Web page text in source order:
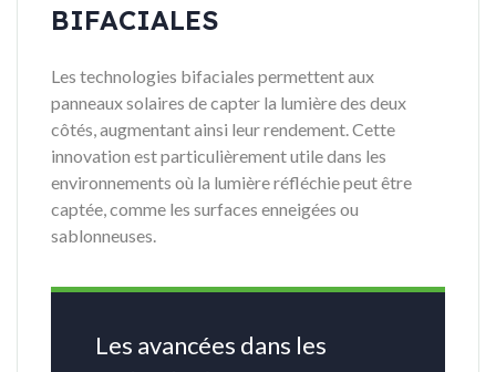
BIFACIALES
Les technologies bifaciales permettent aux
panneaux solaires de capter la lumière des deux
côtés, augmentant ainsi leur rendement. Cette
innovation est particulièrement utile dans les
environnements où la lumière réfléchie peut être
captée, comme les surfaces enneigées ou
sablonneuses.
Les avancées dans les